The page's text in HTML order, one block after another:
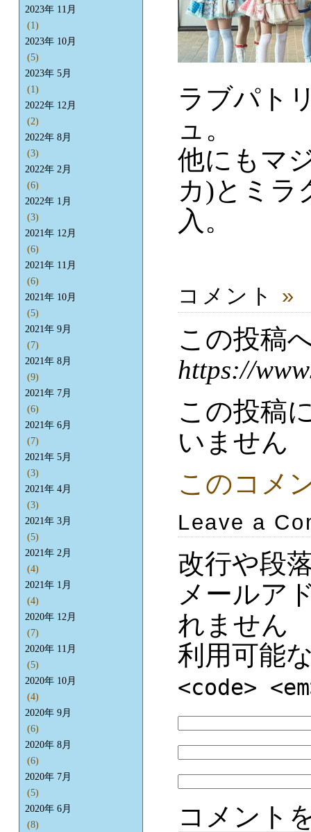
ラブパト
ュ。
他にもマ
カ)とミラ
入。
コメント »
この投稿
https://
この投稿
いません
このコメ
Leave a
改行や段
メールア
れません
利用可能
<code>
コメント
2023年 11月
(1)
2023年 10月
(5)
2023年 5月
(1)
2022年 12月
(2)
2022年 8月
(3)
2022年 2月
(6)
2022年 1月
(3)
2021年 12月
(6)
2021年 11月
(6)
2021年 10月
(5)
2021年 9月
(7)
2021年 8月
(9)
2021年 7月
(6)
2021年 6月
(7)
2021年 5月
(3)
2021年 4月
(3)
2021年 3月
(5)
2021年 2月
(4)
2021年 1月
(4)
2020年 12月
(7)
2020年 11月
(5)
2020年 10月
(4)
2020年 9月
(6)
2020年 8月
(6)
2020年 7月
(5)
2020年 6月
(8)